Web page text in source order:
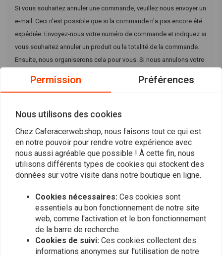
Si vous souhaitez annuler une commande, veuillez nous envoyer un
e-mail. Ceci n'est possible que si la commande n'a pas encore été
expédiée. Envoyez-nous votre numéro de commande et indiquez si
vous souhaitez annuler un produit ou la totalité de la commande.
Ensuite, nous organiserons cela pour vous. Si nous annulons votre
différents... Plus d'articles ou moins. Faites-nous savoir ce que
Un article est-il en stock
Vous voulez vous tenir au courant ?
S'abonner
Permission Préférences
Nous utilisons des cookies
Chez Caferacerwebshop, nous faisons tout ce qui est
en notre pouvoir pour rendre votre expérience avec
nous aussi agréable que possible ! À cette fin, nous
utilisons différents types de cookies qui stockent des
données sur votre visite dans notre boutique en ligne.
Cookies nécessaires: Ces cookies sont
essentiels au bon fonctionnement de notre site
web, comme l'activation et le bon fonctionnement
de la barre de recherche.
Cookies de suivi: Ces cookies collectent des
informations anonymes sur l'utilisation de notre